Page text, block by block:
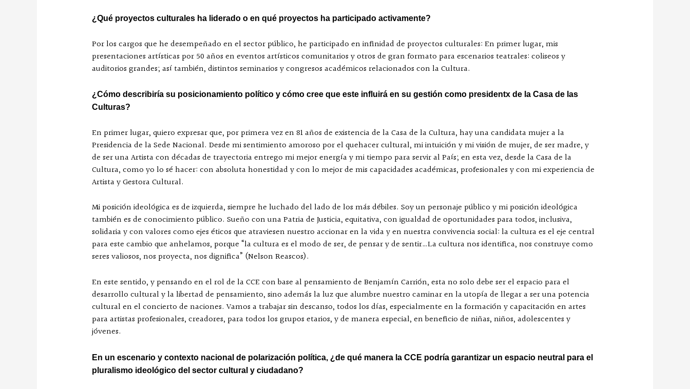
¿Qué proyectos culturales ha liderado o en qué proyectos ha participado activamente?
Por los cargos que he desempeñado en el sector público, he participado en infinidad de proyectos culturales: En primer lugar, mis
presentaciones artísticas por 50 años en eventos artísticos comunitarios y otros de gran formato para escenarios teatrales: coliseos y
auditorios grandes; así también, distintos seminarios y congresos académicos relacionados con la Cultura.
¿Cómo describiría su posicionamiento político y cómo cree que este influirá en su gestión como presidentx de la Casa de las
Culturas?
En primer lugar, quiero expresar que, por primera vez en 81 años de existencia de la Casa de la Cultura, hay una candidata mujer a la
Presidencia de la Sede Nacional. Desde mi sentimiento amoroso por el quehacer cultural, mi intuición y mi visión de mujer, de ser madre, y
de ser una Artista con décadas de trayectoria entrego mi mejor energía y mi tiempo para servir al País; en esta vez, desde la Casa de la
Cultura, como yo lo sé hacer: con absoluta honestidad y con lo mejor de mis capacidades académicas, profesionales y con mi experiencia de
Artista y Gestora Cultural.
Mi posición ideológica es de izquierda, siempre he luchado del lado de los más débiles. Soy un personaje público y mi posición ideológica
también es de conocimiento público. Sueño con una Patria de Justicia, equitativa, con igualdad de oportunidades para todos, inclusiva,
solidaria y con valores como ejes éticos que atraviesen nuestro accionar en la vida y en nuestra convivencia social: la cultura es el eje central
para este cambio que anhelamos, porque “la cultura es el modo de ser, de pensar y de sentir…La cultura nos identifica, nos construye como
seres valiosos, nos proyecta, nos dignifica” (Nelson Reascos).
En este sentido, y pensando en el rol de la CCE con base al pensamiento de Benjamín Carrión, esta no solo debe ser el espacio para el
desarrollo cultural y la libertad de pensamiento, sino además la luz que alumbre nuestro caminar en la utopía de llegar a ser una potencia
cultural en el concierto de naciones. Vamos a trabajar sin descanso, todos los días, especialmente en la formación y capacitación en artes
para artistas profesionales, creadores, para todos los grupos etarios, y de manera especial, en beneficio de niñas, niños, adolescentes y
jóvenes.
En un escenario y contexto nacional de polarización política, ¿de qué manera la CCE podría garantizar un espacio neutral para el
pluralismo ideológico del sector cultural y ciudadano?